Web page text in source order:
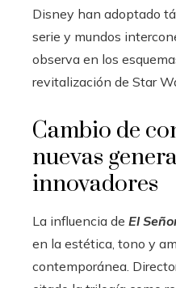
Disney han adoptado
serie y mundos
observa en los
revitalización de Star
Cambio de
nuevas
innovadores
La influencia de El
en la estética, tono y
contemporánea.